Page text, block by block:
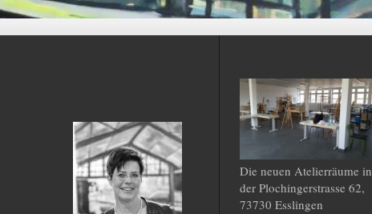
Die neuen Atelierräume in
der Plochingerstrasse 62,
73730 Esslingen